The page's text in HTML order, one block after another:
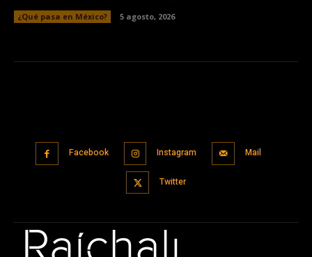
¿Qué pasa en México? 5 agosto, 2026
Facebook Instagram Mail
Twitter